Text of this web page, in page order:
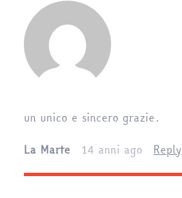
un unico e sincero grazie.
La Marte
14 anni ago Reply